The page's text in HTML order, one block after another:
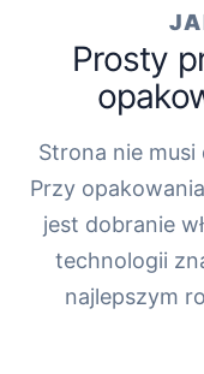
Prosty
Strona nie musi
Przy
jest dobranie
technologii
najlepszym